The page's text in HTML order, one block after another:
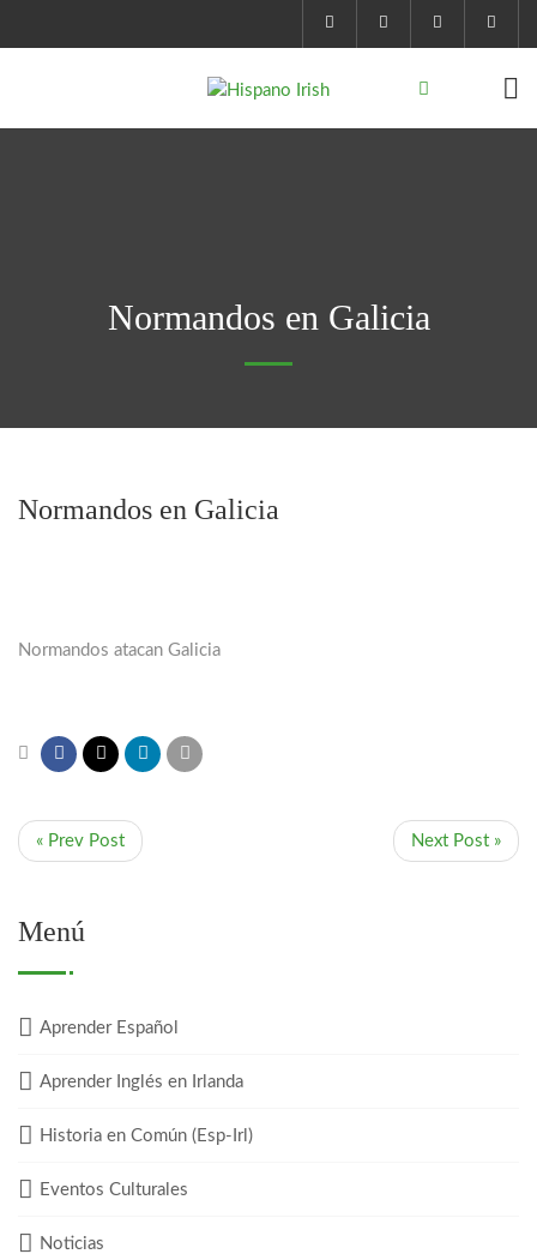
Normandos en Galicia
Normandos en Galicia
Normandos atacan Galicia
« Prev Post Next Post »
Menú
Aprender Español
Aprender Inglés en Irlanda
Historia en Común (Esp-Irl)
Eventos Culturales
Noticias